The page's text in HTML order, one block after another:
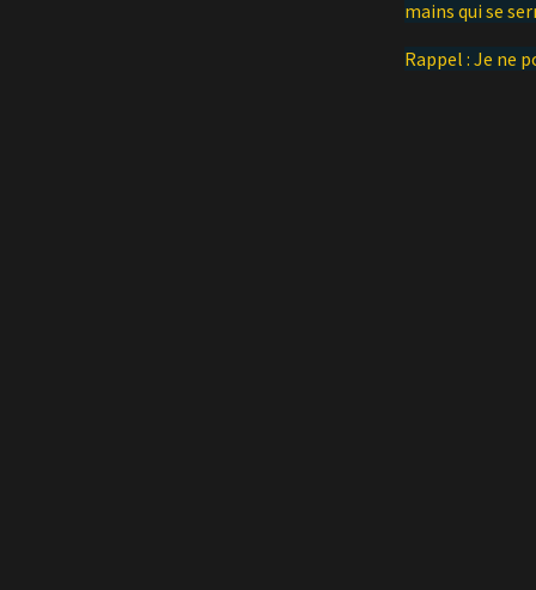
mains qui se
Rappel : Je ne